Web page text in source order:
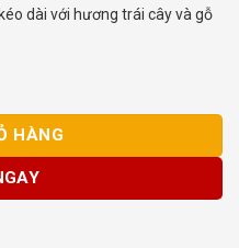
dài với hương trái cây và gỗ
Roble số lượng
HÀNG